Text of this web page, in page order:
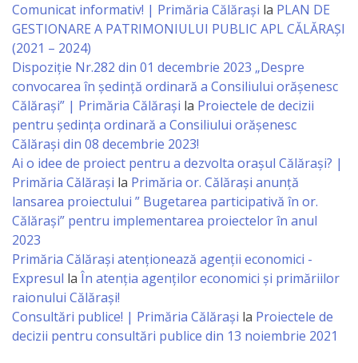
Activitatea
primăriei
Instituții
subordonate
IET
Lăstărel
IET
Guguță
IET
DoReMiCii
Comunicat informativ! | Primăria Călărași la PLAN DE
GESTIONARE A PATRIMONIULUI PUBLIC APL CĂLĂRAȘI
(2021 – 2024)
Dispoziție Nr.282 din 01 decembrie 2023 „Despre
convocarea în ședință ordinară a Consiliului orășenesc
Călărași” | Primăria Călărași la Proiectele de decizii
pentru ședința ordinară a Consiliului orășenesc
Călărași din 08 decembrie 2023!
Ai o idee de proiect pentru a dezvolta orașul Călărași? |
Primăria Călărași la Primăria or. Călărași anunță
lansarea proiectului ” Bugetarea participativă în or.
Călărași” pentru implementarea proiectelor în anul
2023
Primăria Călăraşi atenţionează agenţii economici -
Expresul la În atenția agenților economici și primăriilor
raionului Călărași!
Consultări publice! | Primăria Călărași la Proiectele de
decizii pentru consultări publice din 13 noiembrie 2021